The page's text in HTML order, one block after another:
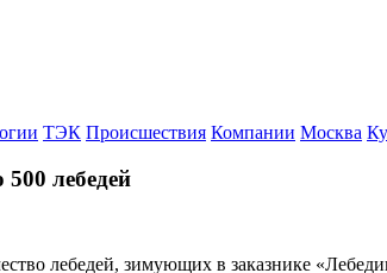
ТЭК Происшествия Компании Москва
лебедей
лебедей, зимующих в заказнике